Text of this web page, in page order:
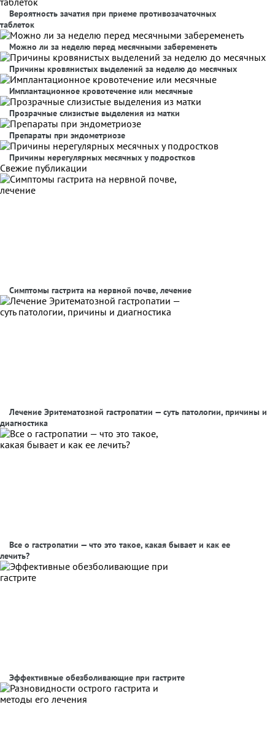
Вероятность зачатия при приеме противозачаточных
таблеток
Можно ли за неделю перед месячными забеременеть
Причины кровянистых выделений за неделю до месячных
Имплантационное кровотечение или месячные
Прозрачные слизистые выделения из матки
Препараты при эндометриозе
Причины нерегулярных месячных у подростков
Свежие публикации
Симптомы гастрита на нервной почве, лечение
Лечение Эритематозной гастропатии — суть патологии, причины и
диагностика
Все о гастропатии — что это такое, какая бывает и как ее
лечить?
Эффективные обезболивающие при гастрите